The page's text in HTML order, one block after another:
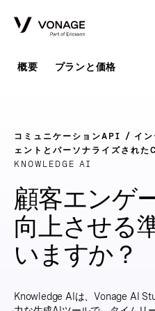
概要 プランと価格
コミュニケーションAPI
イ
ェントとパーソナライズされ
KNOWLEDGE AI
顧客エンゲ
向上させる
いますか？
Knowledge AIは、Vonage AI